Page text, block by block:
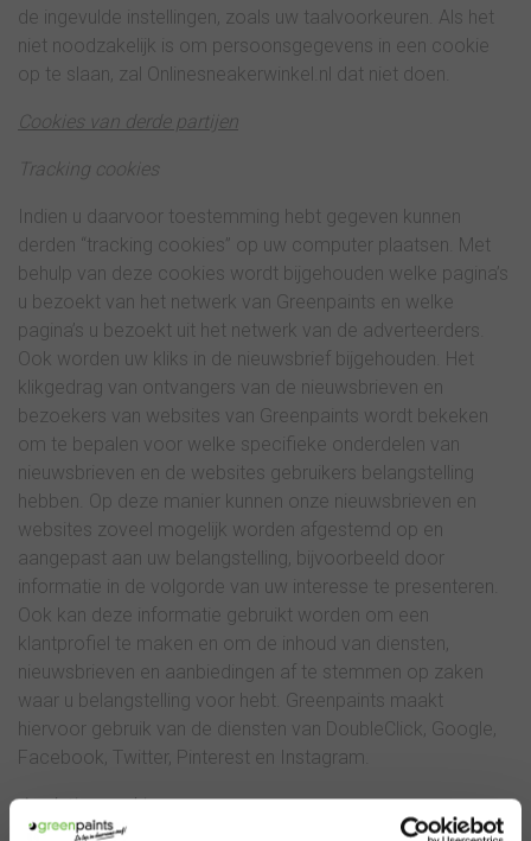
de ingevulde instellingen, zoals uw taalvoorkeuren. Als het
niet noodzakelijk is om persoonsgegevens in een cookie
op te slaan, zal Onlinesneakerwinkel.nl dat niet doen.
Cookies van derde partijen
Tracking cookies
Indien u daarvoor toestemming hebt gegeven kunnen
derden “tracking cookies” op uw computer plaatsen. Met
behulp van deze cookies wordt bijgehouden welke pagina’s
u bezoekt van het netwerk van Greenpaints en welke
pagina’s u bezoekt uit het netwerk van de adverteerders.
Ook worden uw kliks in de nieuwsbrief bijgehouden. Het
klikgedrag van ontvangers van de nieuwsbrieven en
bezoekers van websites van Greenpaints wordt bekeken
om te bepalen voor welke specifieke onderdelen van
nieuwsbrieven en de websites gebruikers belangstelling
hebben. Op deze manier kunnen onze nieuwsbrieven en
websites zoveel mogelijk worden afgestemd op en
aangepast aan uw belangstelling, bijvoorbeeld door
informatie in de volgorde van uw interesse te presenteren.
Ook kan deze informatie gebruikt worden om een
klantprofiel te maken en om de inhoud van diensten,
nieuwsbrieven en aanbiedingen af te stemmen op zaken
waar u belangstelling voor hebt. Greenpaints maakt
hiervoor gebruik van de diensten van DoubleClick, Google,
Facebook, Twitter, Pinterest en Instagram.
Analytics cookies